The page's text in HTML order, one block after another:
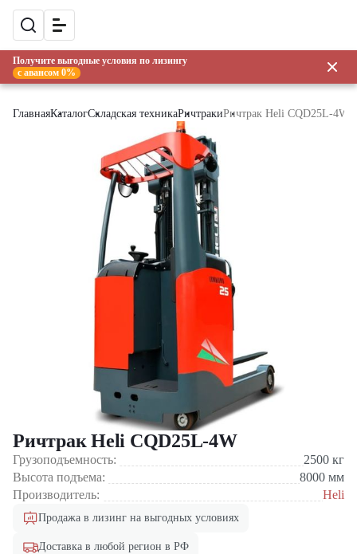
Получите выгодные условия по лизингу
с авансом 0%
ГлавнаяКаталогСкладская техникаРичтракиРичтрак Heli CQD25L-4W
Ричтрак Heli CQD25L-4W
Грузоподъемность: 2500 кг
Высота подъема:
8000 мм
Производитель:
Heli
Продажа в лизинг на выгодных условиях
Доставка в любой регион в РФ